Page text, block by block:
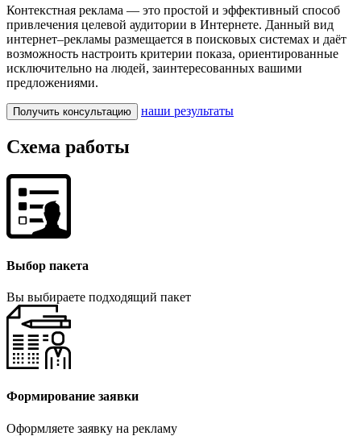
Контекстная реклама — это простой и эффективный способ
привлечения целевой аудитории в Интернете. Данный вид
интернет–рекламы размещается в поисковых системах и даёт
возможность настроить критерии показа, ориентированные
исключительно на людей, заинтересованных вашими
предложениями.
Получить консультацию наши результаты
Схема работы
Выбор пакета
Вы выбираете подходящий пакет
Формирование заявки
Оформляете заявку на рекламу